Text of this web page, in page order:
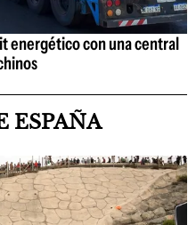
energético con una central
ESPAÑA